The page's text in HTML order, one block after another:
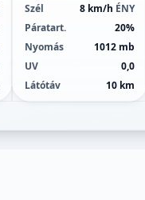
Szél
8 km/h ÉNY
Páratart.
20%
Nyomás
1012 mb
UV
0,0
Látótáv
10 km